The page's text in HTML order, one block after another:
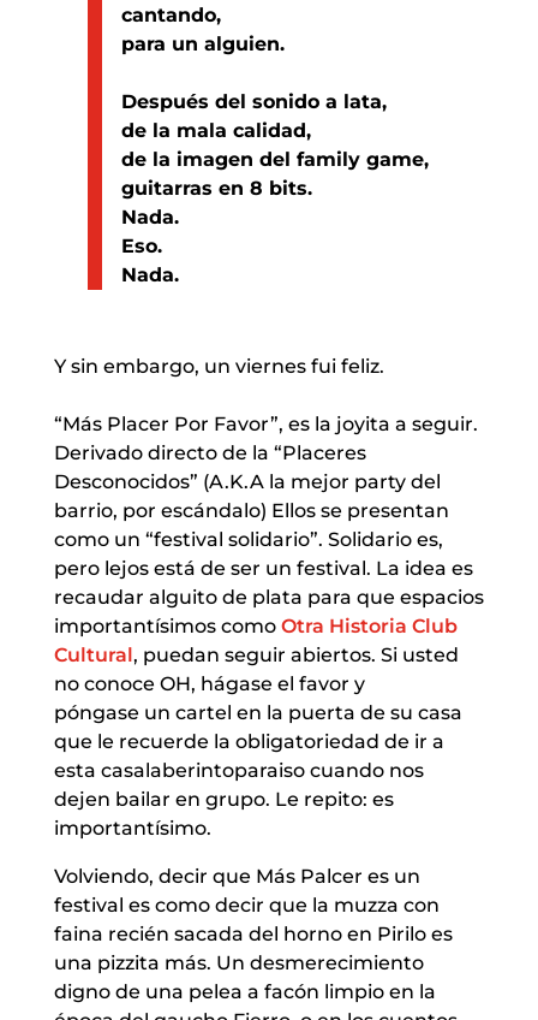
cantando,
para un alguien.
Después del sonido a lata,
de la mala calidad,
de la imagen del family game,
guitarras en 8 bits.
Nada.
Eso.
Nada.
Y sin embargo, un viernes fui feliz.
“Más Placer Por Favor”, es la joyita a seguir.
Derivado directo de la “Placeres
Desconocidos” (A.K.A la mejor party del
barrio, por escándalo) Ellos se presentan
como un “festival solidario”. Solidario es,
pero lejos está de ser un festival. La idea es
recaudar alguito de plata para que espacios
importantísimos como Otra Historia Club
Cultural, puedan seguir abiertos. Si usted
no conoce OH, hágase el favor y
póngase un cartel en la puerta de su casa
que le recuerde la obligatoriedad de ir a
esta casalaberintoparaiso cuando nos
dejen bailar en grupo. Le repito: es
importantísimo.
Volviendo, decir que Más Palcer es un
festival es como decir que la muzza con
faina recién sacada del horno en Pirilo es
una pizzita más. Un desmerecimiento
digno de una pelea a facón limpio en la